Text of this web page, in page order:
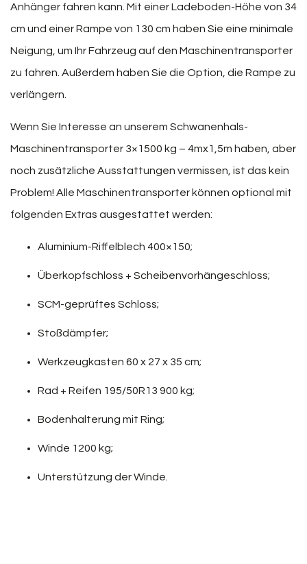
Anhänger fahren kann. Mit einer Ladeboden-Höhe von 34
cm und einer Rampe von 130 cm haben Sie eine minimale
Neigung, um Ihr Fahrzeug auf den Maschinentransporter
zu fahren. Außerdem haben Sie die Option, die Rampe zu
verlängern.
Wenn Sie Interesse an unserem Schwanenhals-
Maschinentransporter 3×1500 kg – 4mx1,5m haben, aber
noch zusätzliche Ausstattungen vermissen, ist das kein
Problem! Alle Maschinentransporter können optional mit
folgenden Extras ausgestattet werden:
Aluminium-Riffelblech 400×150;
Überkopfschloss + Scheibenvorhängeschloss;
SCM-geprüftes Schloss;
Stoßdämpfer;
Werkzeugkasten 60 x 27 x 35 cm;
Rad + Reifen 195/50R13 900 kg;
Bodenhalterung mit Ring;
Winde 1200 kg;
Unterstützung der Winde.